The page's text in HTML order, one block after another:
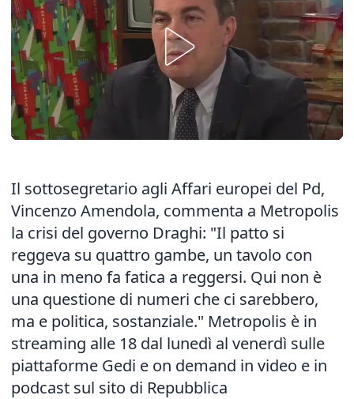
Il sottosegretario agli Affari europei del Pd,
Vincenzo Amendola, commenta a Metropolis
la crisi del governo Draghi: "Il patto si
reggeva su quattro gambe, un tavolo con
una in meno fa fatica a reggersi. Qui non è
una questione di numeri che ci sarebbero,
ma e politica, sostanziale." Metropolis è in
streaming alle 18 dal lunedì al venerdì sulle
piattaforme Gedi e on demand in video e in
podcast sul sito di Repubblica